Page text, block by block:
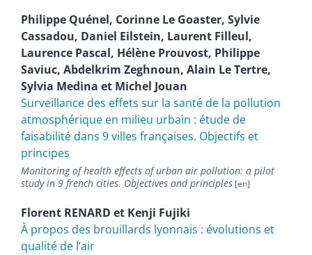
Philippe Quénel, Corinne Le Goaster, Sylvie
Cassadou, Daniel Eilstein, Laurent Filleul,
Laurence Pascal, Hélène Prouvost, Philippe
Saviuc, Abdelkrim Zeghnoun, Alain Le Tertre,
Sylvia Medina et Michel Jouan
Surveillance des effets sur la santé de la pollution
atmosphérique en milieu urbain : étude de
faisabilité dans 9 villes françaises. Objectifs et
principes
Monitoring of health effects of urban air pollution: a pilot
study in 9 french cities. Objectives and principles
Florent RENARD et Kenji Fujiki
À propos des brouillards lyonnais : évolutions et
qualité de l’air